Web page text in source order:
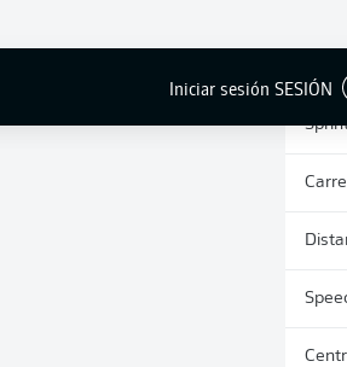
Iniciar sesión SESIÓN